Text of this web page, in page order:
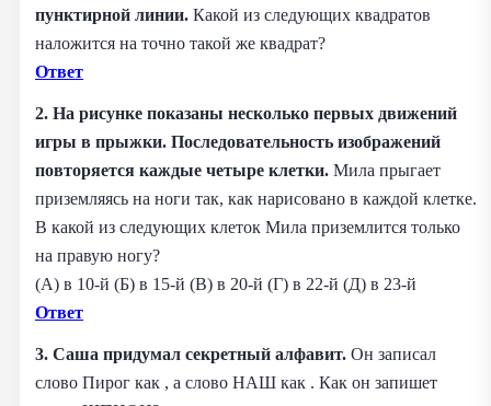
пунктирной линии. Какой из следующих квадратов
наложится на точно такой же квадрат?
Ответ
2. На рисунке показаны несколько первых движений
игры в прыжки. Последовательность изображений
повторяется каждые четыре клетки. Мила прыгает
приземляясь на ноги так, как нарисовано в каждой клетке.
В какой из следующих клеток Мила приземлится только
на правую ногу?
(А) в 10-й (Б) в 15-й (В) в 20-й (Г) в 22-й (Д) в 23-й
Ответ
3. Саша придумал секретный алфавит. Он записал
слово Пирог как , а слово НАШ как . Как он запишет